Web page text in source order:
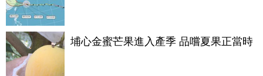
埔心金蜜芒果進入產季 品嚐夏果正當時